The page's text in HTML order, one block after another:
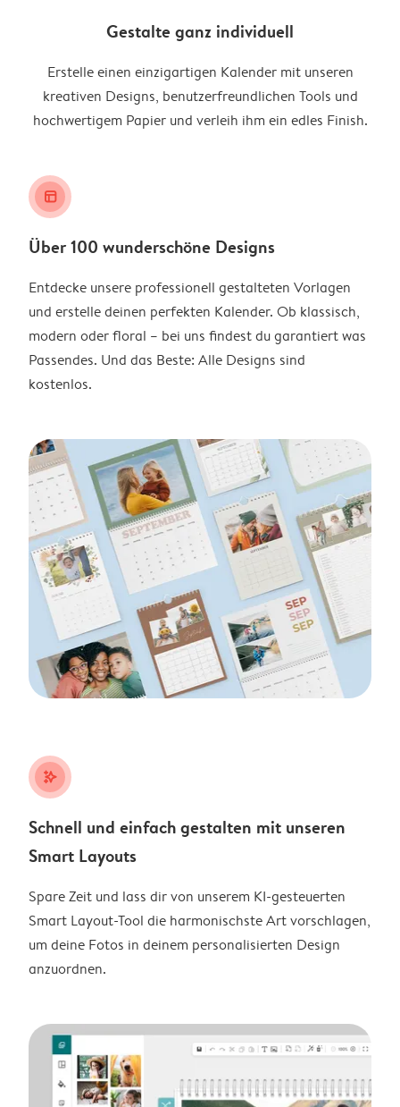
Gestalte ganz individuell
Erstelle einen einzigartigen Kalender mit unseren
kreativen Designs, benutzerfreundlichen Tools und
hochwertigem Papier und verleih ihm ein edles Finish.
layout_alt
Über 100 wunderschöne Designs
Entdecke unsere professionell gestalteten Vorlagen
und erstelle deinen perfekten Kalender. Ob klassisch,
modern oder floral – bei uns findest du garantiert was
Passendes. Und das Beste: Alle Designs sind
kostenlos.
stars_plus
Schnell und einfach gestalten mit unseren
Smart Layouts
Spare Zeit und lass dir von unserem KI-gesteuerten
Smart Layout-Tool die harmonischste Art vorschlagen,
um deine Fotos in deinem personalisierten Design
anzuordnen.